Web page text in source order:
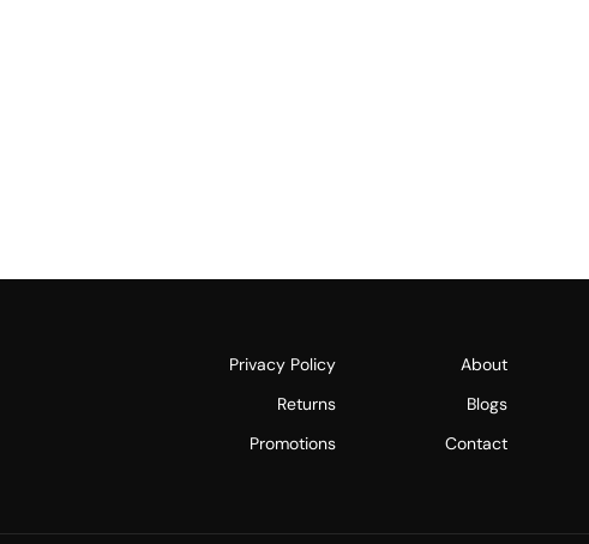
About
Blogs
Contact
Privacy Policy
Returns
Promotions